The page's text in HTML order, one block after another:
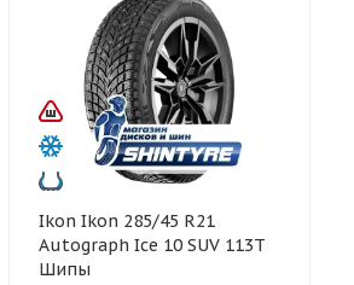
Ikon Ikon 285/45 R21
Autograph Ice 10 SUV 113T
Шипы